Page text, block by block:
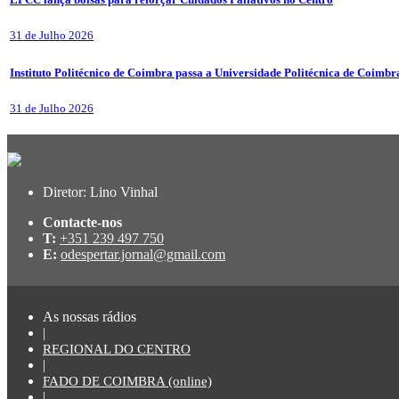
31 de Julho 2026
Instituto Politécnico de Coimbra passa a Universidade Politécnica de
31 de Julho 2026
Diretor: Lino Vinhal
Contacte-nos
T: +351 239 497 750
E: odespertar.jornal@gmail.com
As nossas rádios
|
REGIONAL DO CENTRO
|
FADO DE COIMBRA (online)